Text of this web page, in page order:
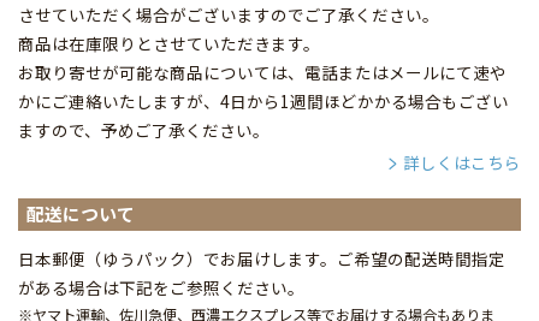
させていただく場合がございますのでご了承ください。
商品は在庫限りとさせていただきます。
お取り寄せが可能な商品については、電話またはメールにて速や
かにご連絡いたしますが、4日から1週間ほどかかる場合もござい
ますので、予めご了承ください。
詳しくはこちら
配送について
日本郵便（ゆうパック）でお届けします。ご希望の配送時間指定
がある場合は下記をご参照ください。
※ヤマト運輸、佐川急便、西濃エクスプレス等でお届けする場合もありま